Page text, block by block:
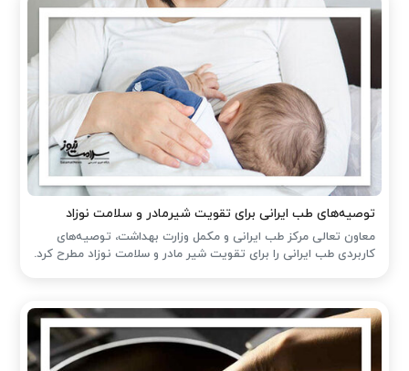
توصیه‌های طب ایرانی برای تقویت شیرمادر و سلامت نوزاد
معاون تعالی مرکز طب ایرانی و مکمل وزارت بهداشت، توصیه‌های
کاربردی طب ایرانی را برای تقویت شیر مادر و سلامت نوزاد مطرح کرد.